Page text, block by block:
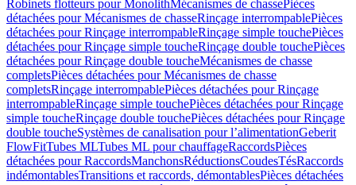
Robinets flotteurs pour MonolithMécanismes de chassePièces
détachées pour Mécanismes de chasseRinçage interrompablePièces
détachées pour Rinçage interrompableRinçage simple touchePièces
détachées pour Rinçage simple toucheRinçage double touchePièces
détachées pour Rinçage double toucheMécanismes de chasse
completsPièces détachées pour Mécanismes de chasse
completsRinçage interrompablePièces détachées pour Rinçage
interrompableRinçage simple touchePièces détachées pour Rinçage
simple toucheRinçage double touchePièces détachées pour Rinçage
double toucheSystèmes de canalisation pour l’alimentationGeberit
FlowFitTubes MLTubes ML pour chauffageRaccordsPièces
détachées pour RaccordsManchonsRéductionsCoudesTésRaccords
indémontablesTransitions et raccords, démontablesPièces détachées